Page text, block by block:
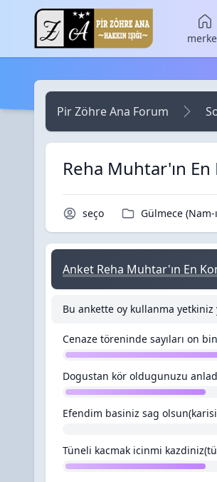
Skip to main content
Pir Zöhre Ana Forum
Reha Muhtar'ın
Konu Sahibi / Yazar
seço Kategori / Forum
Gülmece
Anket Reha Muhtar'ın En
Bu ankette oy kullanma yetkiniz
Cenaze töreninde sayıları on
Dogustan kör oldugunuzu
Efendim basiniz sag
Tüneli kacmak icinmi